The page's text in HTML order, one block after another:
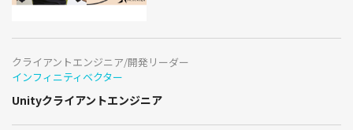
クライアントエンジニア/開発リーダー
インフィニティベクター
Unityクライアントエンジニア